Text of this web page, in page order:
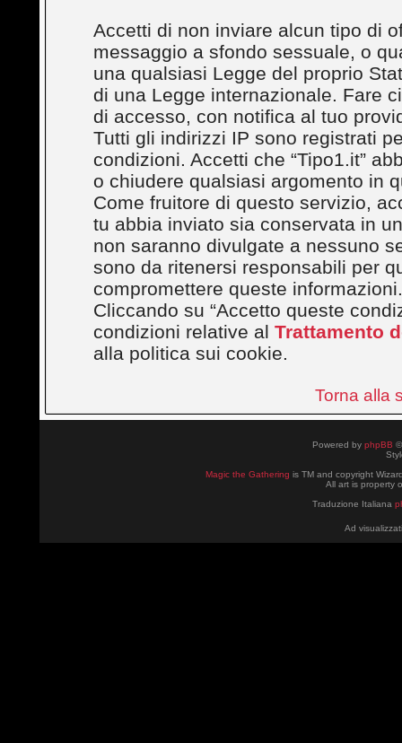
Accetti di non inviare alcun tipo di
messaggio a sfondo sessuale, o
una qualsiasi Legge del proprio
di una Legge internazionale. Fare
di accesso, con notifica al tuo
Tutti gli indirizzi IP sono registrati
condizioni. Accetti che “Tipo1.it”
o chiudere qualsiasi argomento in
Come fruitore di questo servizio,
tu abbia inviato sia conservata in
non saranno divulgate a nessuno
sono da ritenersi responsabili per
compromettere queste informazioni.
Cliccando su “Accetto queste
condizioni relative al Trattamento
alla politica sui cookie.
Torna alla
Powered by phpBB
Magic the Gathering is TM and copyright
All art is property
Traduzione Italiana
Ad